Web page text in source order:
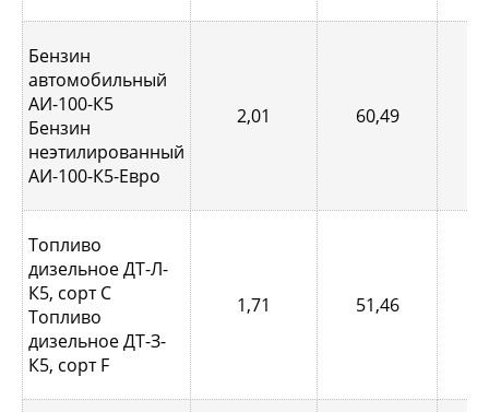
Бензин
автомобильный
АИ-100-К5
Бензин
неэтилированный
АИ-100-К5-Евро
2,01 60,49
Топливо
дизельное ДТ-Л-
К5, сорт С
Топливо
дизельное ДТ-З-
К5, сорт F
1,71 51,46